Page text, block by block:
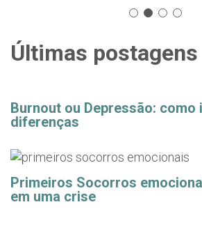
Últimas postagens
Burnout ou Depressão:
diferenças
Primeiros Socorros
em uma crise